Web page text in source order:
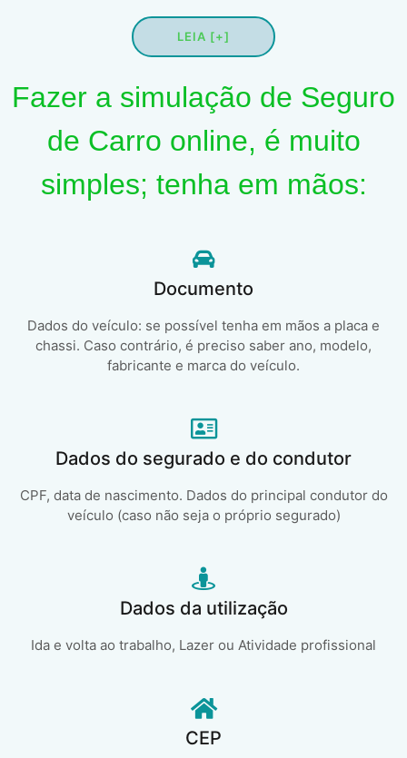
LEIA [+]
Fazer a simulação de Seguro
de Carro online, é muito
simples; tenha em mãos:
Documento
Dados do veículo: se possível tenha em mãos a placa e
chassi. Caso contrário, é preciso saber ano, modelo,
fabricante e marca do veículo.
Dados do segurado e do condutor
CPF, data de nascimento. Dados do principal condutor do
veículo (caso não seja o próprio segurado)
Dados da utilização
Ida e volta ao trabalho, Lazer ou Atividade profissional
CEP